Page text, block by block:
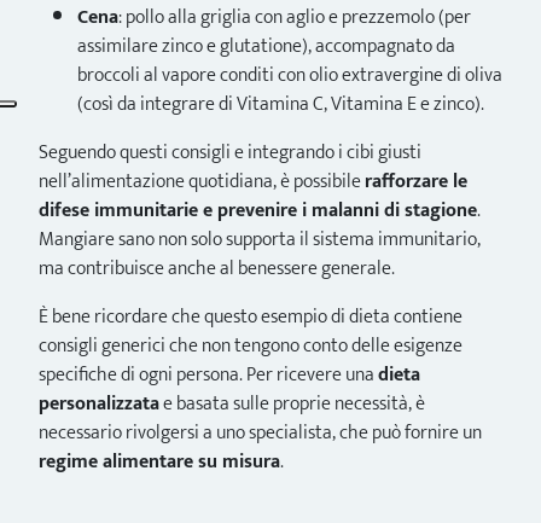
Cena: pollo alla griglia con aglio e prezzemolo (per
assimilare zinco e glutatione), accompagnato da
broccoli al vapore conditi con olio extravergine di oliva
(così da integrare di Vitamina C, Vitamina E e zinco).
Seguendo questi consigli e integrando i cibi giusti
nell’alimentazione quotidiana, è possibilerafforzare le
difese immunitarie e prevenire i malanni di stagione.
Mangiare sano non solo supporta il sistema immunitario,
ma contribuisce anche al benessere generale.
È bene ricordare che questo esempio di dieta contiene
consigli generici che non tengono conto delle esigenze
specifiche di ogni persona. Per ricevere unadieta
personalizzatae basata sulle proprie necessità, è
necessario rivolgersi a uno specialista, che può fornire un
regime alimentare su misura.